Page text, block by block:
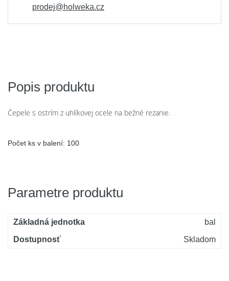
prodej@holweka.cz
Popis produktu
Čepele s ostrím z uhlíkovej ocele na bežné rezanie.
Počet ks v balení: 100
Parametre produktu
Základná jednotka
bal
Dostupnosť
Skladom